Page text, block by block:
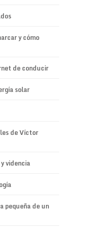
y cómo
de conducir
solar
de Víctor
videncia
pequeña de un